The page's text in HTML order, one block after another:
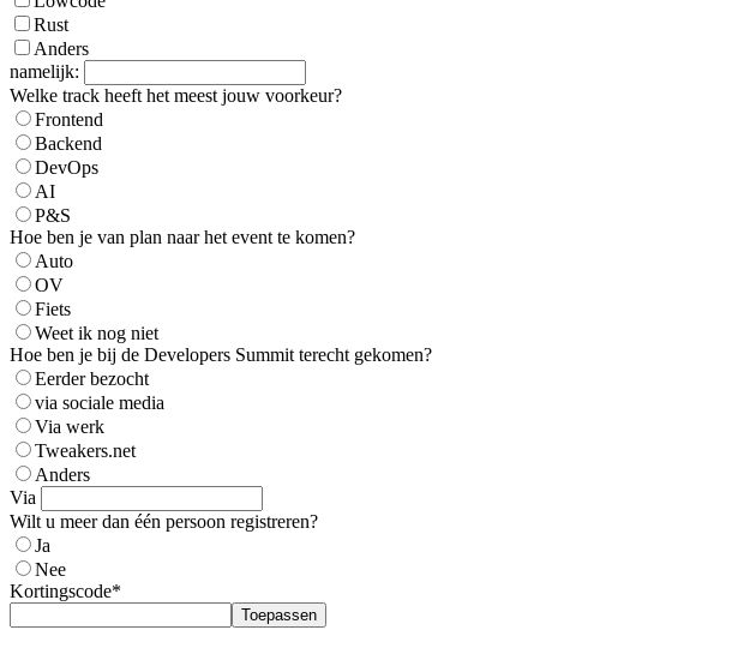
Rust
Anders
namelijk:
Welke track heeft het meest jouw voorkeur?
Frontend
Backend
DevOps
AI
P&S
Hoe ben je van plan naar het event te komen?
Auto
OV
Fiets
Weet ik nog niet
Hoe ben je bij de Developers Summit terecht gekomen?
Eerder bezocht
via sociale media
Via werk
Tweakers.net
Anders
Via
Wilt u meer dan één persoon registreren?
Ja
Nee
Kortingscode*
Toepassen